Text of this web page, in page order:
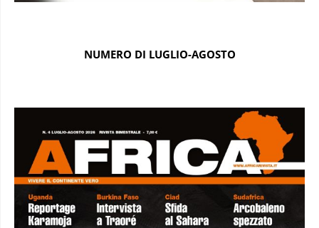
NUMERO DI LUGLIO-AGOSTO